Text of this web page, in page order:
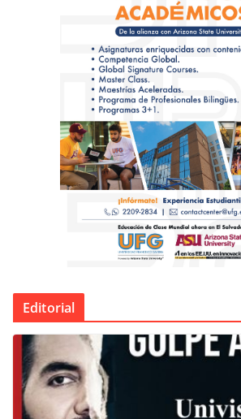
Editorial